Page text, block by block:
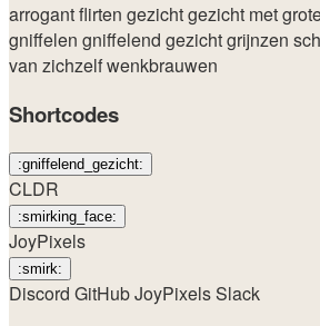
arrogantflirten gezichtgezicht met
gniffelen gniffelend gezichtgrijnzen
van zichzelfwenkbrauwen
Shortcodes
:gniffelend_gezicht:
CLDR
:smirking_face:
JoyPixels
:smirk:
Discord GitHubJoyPixelsSlack